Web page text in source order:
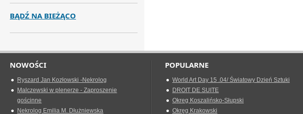
BĄDŹ NA BIEŻĄCO
NOWOŚCI
Ryszard Jan Kozłowski -Nekrolog
Malczewski w plenerze - Zaproszenie
gościnne
Nekrolog Emilia M. Dłużniewska
POPULARNE
World Art Day 15 .04/ Światowy Dzień Sztuki
DROIT DE SUITE
Okreg Koszalińsko-Słupski
Okręg Krakowski